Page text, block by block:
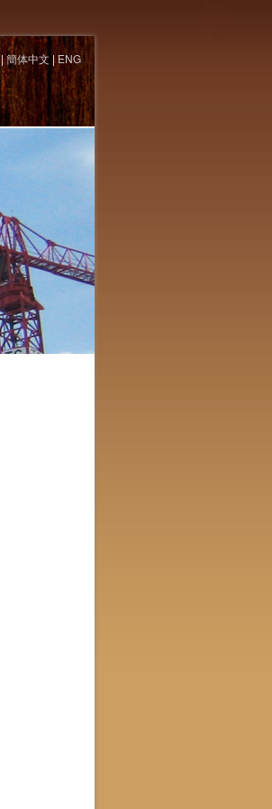
|簡体中文 | ENG